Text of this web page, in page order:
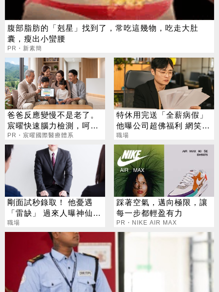
腹部脂肪的「剋星」找到了，常吃這幾物，吃走大肚
囊，瘦出小蠻腰
PR・新素簡
爸爸反應變慢不是老了。
宸曜快速腦力檢測，呵護
老爸腦力
PR・宸曜國際醫療體系
特休用完送「全薪病假」
他曝公司超佛福利 網笑：
你敢用？
職場
剛面試秒錄取！ 他憂遇
「雷缺」 過來人曝神仙福
利：先上再說
職場
踩著空氣，邁向極限，讓
每一步都輕盈有力
PR・NIKE AIR MAX